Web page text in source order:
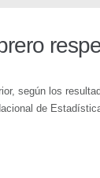
según los
de